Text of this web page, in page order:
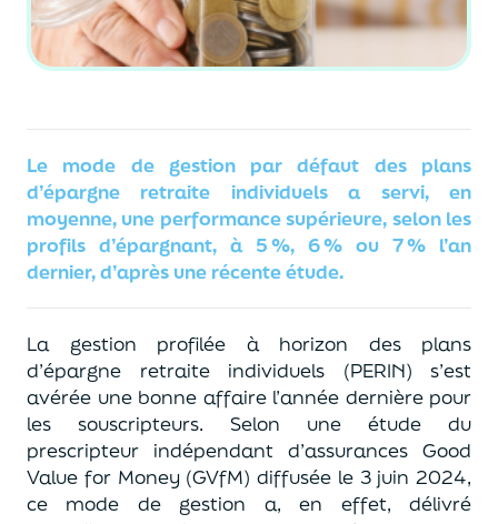
Le mode de gestion par défaut des plans
d’épargne retraite individuels a servi, en
moyenne, une performance supérieure, selonles
profils d’épargnant, à 5 %, 6 % ou 7 % l’an
dernier,d’après une récente étude.
La gestion profilée à horizon des plans
d’épargne retraite individuels (PERIN) s’est
avérée une bonne affaire l’année dernière pour
les souscripteurs. Selon une étude du
prescripteur indépendant d’assurances Good
Value for Money (GVfM) diffusée le 3 juin 2024,
ce mode de gestion a, en effet, délivré